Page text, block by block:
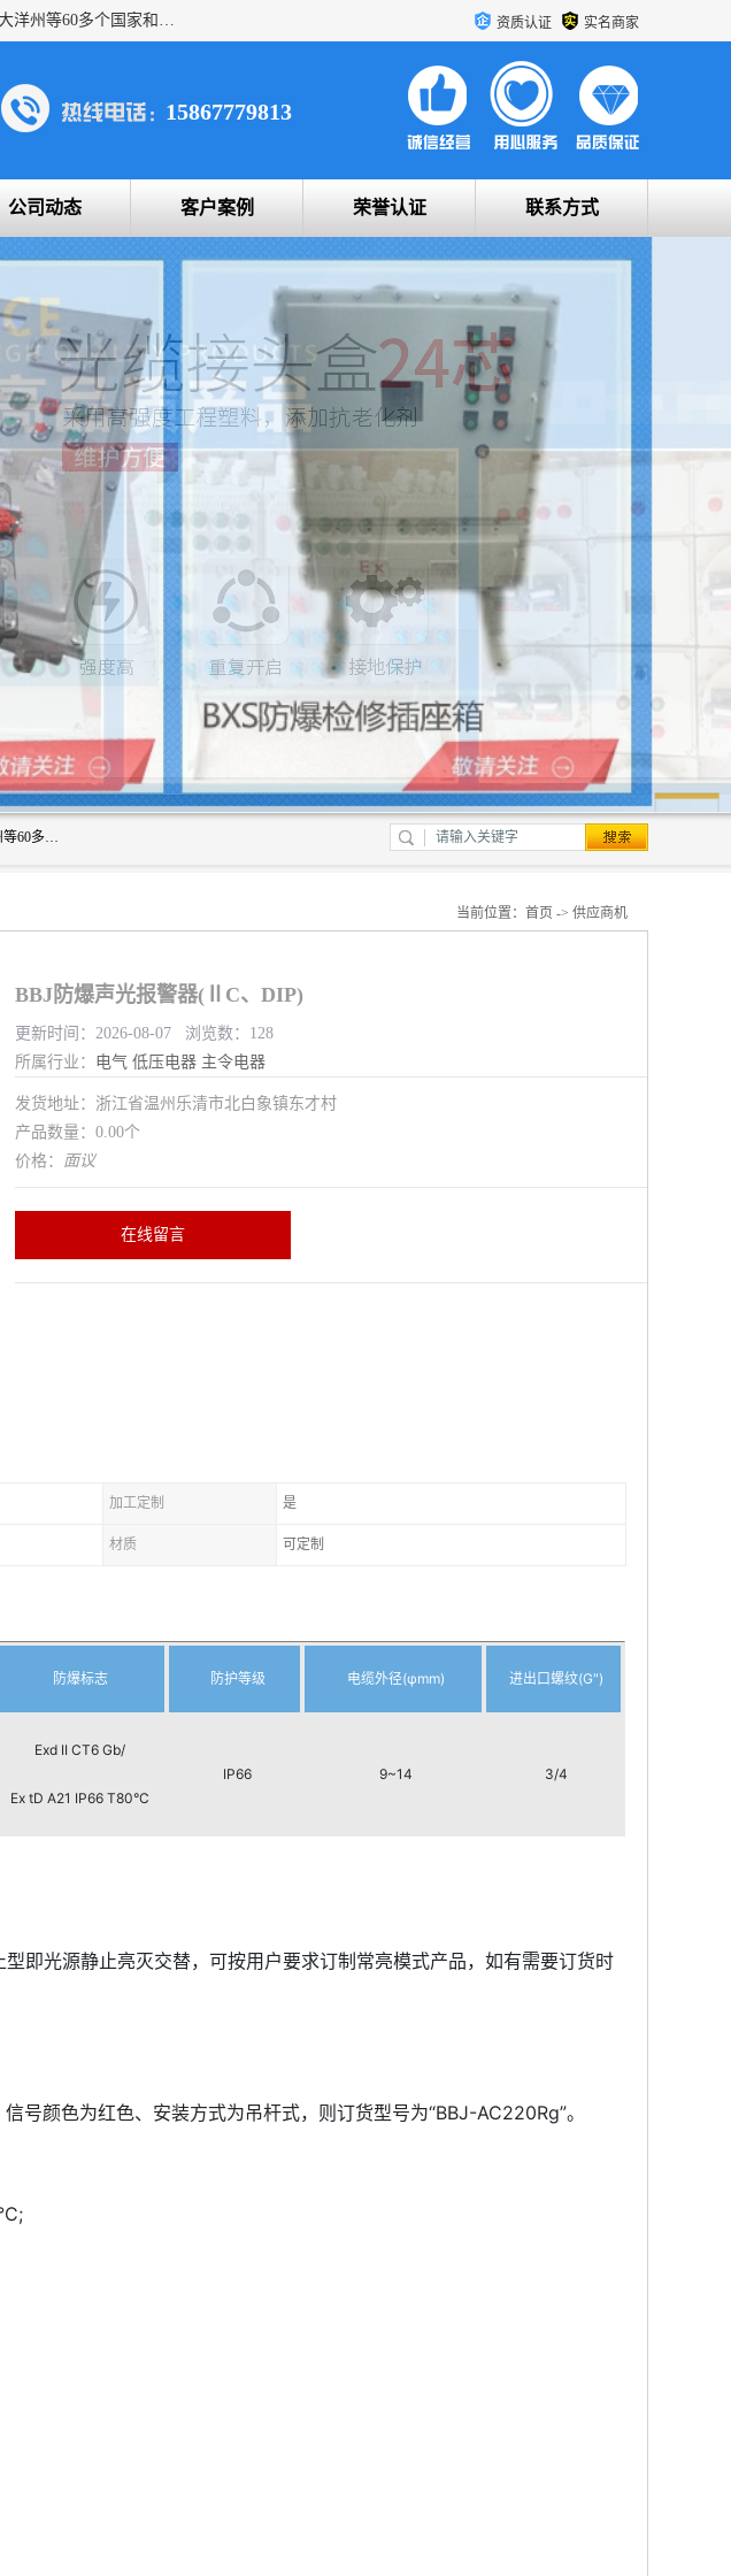
浙创防爆公司产品得到了 国内外广大用户的青眯，销售网络遍布全国各地及远销东南亚，非洲，中东，大洋州等60多个国家和地区，并初步建立起以中国大陆为总部的全球营销体系。 专业生产：防爆电气，BXMD系列防爆照明动力配电箱，BJX防爆接线箱，BKX防爆控制箱，防爆检修电源箱，防爆开关箱，不锈钢防爆箱，201/304/316不锈钢防爆配电箱系列， 防爆防腐系列，防爆防腐操作柱，防爆防腐控制箱 浙创防爆 资质认证 实名商家
15867779813
公司动态 客户案例 荣誉认证 联系方式
浙创防爆公司产品得到了 国内外广大用户的青眯，销售网络遍布全国各地及远销东南亚，非洲，中东，大洋州等60多个国家和地区，并初步建立起以中国大陆为总部的全球营销体系。 专业生产：防爆电气，BXMD系列防爆照明动力配电箱，BJX防爆接线箱，BKX防爆控制箱，防爆检修电源箱，防爆开关箱，不锈钢防爆箱，201/304/316不锈钢防爆配电箱系列， 防爆防腐系列，防爆防腐操作柱，防爆防腐控制箱 浙创防爆
当前位置： 首页 -> 供应商机
BBJ防爆声光报警器(ⅡC、DIP)
更新时间：2026-08-07 浏览数：128
所属行业： 电气 低压电器 主令电器
发货地址：浙江省温州乐清市北白象镇东才村
产品数量：0.00个
价格： 面议
在线留言
加工定制 是
材质 可定制
防爆标志 防护等级 电缆外径(φmm) 进出口螺纹(G")
Exd II CT6 Gb/
Ex tD A21 IP66 T80°C
IP66 9~14 3/4
即光源静止亮灭交替，可按用户要求订制常亮模式产品，如有需要订货时
号颜色为红色、安装方式为吊杆式，则订货型号为“BBJ-AC220Rg”。